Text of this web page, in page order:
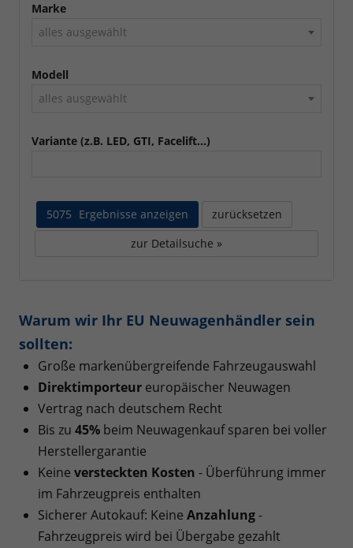
Marke
alles ausgewählt
Modell
alles ausgewählt
Variante (z.B. LED, GTI, Facelift...)
5075 Ergebnisse anzeigen
zurücksetzen
zur Detailsuche »
Warum wir Ihr EU Neuwagenhändler sein
sollten:
Große markenübergreifende Fahrzeugauswahl
Direktimporteur europäischer Neuwagen
Vertrag nach deutschem Recht
Bis zu 45% beim Neuwagenkauf sparen bei voller
Herstellergarantie
Keine versteckten Kosten - Überführung immer
im Fahrzeugpreis enthalten
Sicherer Autokauf: Keine Anzahlung-
Fahrzeugpreis wird bei Übergabe gezahlt